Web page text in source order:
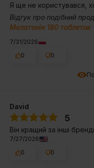
Я ще не користувався,
Відгук про подібний
Мелатонін 180 таблеток
7/31/2026
0
0
David
5
Він кращий за інші
7/27/2026
0
0